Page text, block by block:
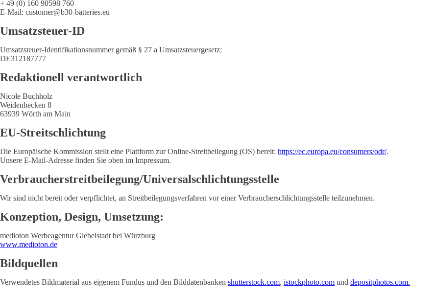
+ 49 (0) 160 90598 760
E-Mail: customer@b30-batteries.eu
Umsatzsteuer-ID
Umsatzsteuer-Identifikationsnummer gemäß § 27 a Umsatzsteuergesetz:
DE312187777
Redaktionell verantwortlich
Nicole Buchholz
Weidenhecken 8
63939 Wörth am Main
EU-Streitschlichtung
Die Europäische Kommission stellt eine Plattform zur Online-Streitbeilegung (OS) bereit: https://ec.europa.eu/consumers/odr/.
Unsere E-Mail-Adresse finden Sie oben im Impressum.
Verbraucher­streit­beilegung/Universal­schlichtungs­stelle
Wir sind nicht bereit oder verpflichtet, an Streitbeilegungsverfahren vor einer Verbraucherschlichtungsstelle teilzunehmen.
Konzeption, Design, Umsetzung:
medioton Werbeagentur Giebelstadt bei Würzburg
www.medioton.de
Bildquellen
Verwendetes Bildmaterial aus eigenem Fundus und den Bilddatenbanken shutterstock.com, istockphoto.com und depositphotos.com.